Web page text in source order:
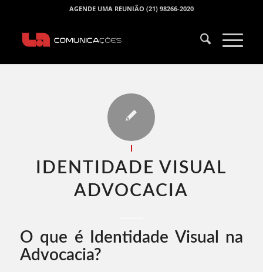
AGENDE UMA REUNIÃO (21) 98266-2020
IDENTIDADE VISUAL
ADVOCACIA​
O que é Identidade Visual na
Advocacia?